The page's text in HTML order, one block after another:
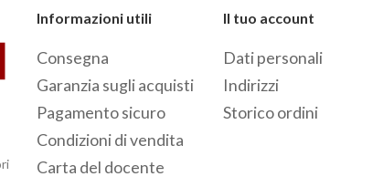
Informazioni utili
Consegna
Garanzia sugli acquisti
Pagamento sicuro
Condizioni di vendita
Carta del docente
Il tuo account
Dati personali
Indirizzi
Storico ordini